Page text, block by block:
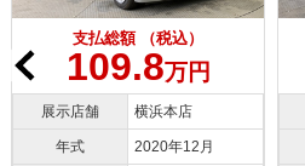
支払総額 （税込）
109.8万円
展示店舗 横浜本店
年式 2020年12月